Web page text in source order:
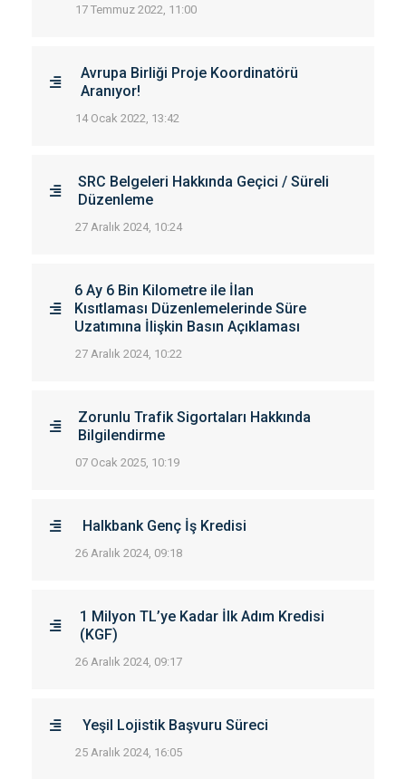
17 Temmuz 2022, 11:00
Avrupa Birliği Proje Koordinatörü
Aranıyor!
14 Ocak 2022, 13:42
SRC Belgeleri Hakkında Geçici / Süreli
Düzenleme
27 Aralık 2024, 10:24
6 Ay 6 Bin Kilometre ile İlan
Kısıtlaması Düzenlemelerinde Süre
Uzatımına İlişkin Basın Açıklaması
27 Aralık 2024, 10:22
Zorunlu Trafik Sigortaları Hakkında
Bilgilendirme
07 Ocak 2025, 10:19
Halkbank Genç İş Kredisi
26 Aralık 2024, 09:18
1 Milyon TL’ye Kadar İlk Adım Kredisi
(KGF)
26 Aralık 2024, 09:17
Yeşil Lojistik Başvuru Süreci
25 Aralık 2024, 16:05